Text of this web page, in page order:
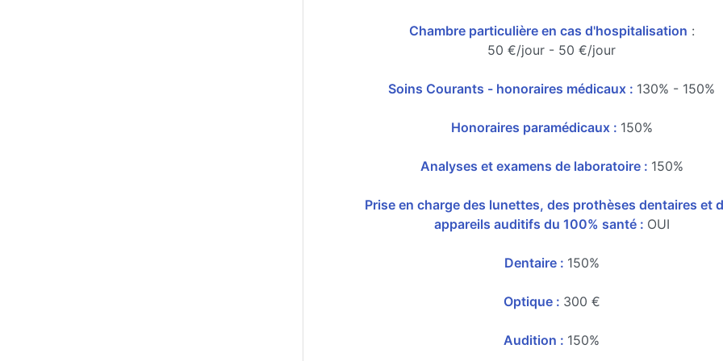
Chambre particulière en cas d'hospitalisation :
50 €/jour - 50 €/jour
Soins Courants - honoraires médicaux : 130% - 150%
Honoraires paramédicaux : 150%
Analyses et examens de laboratoire : 150%
Prise en charge des lunettes, des prothèses dentaires et
appareils auditifs du 100% santé : OUI
Dentaire : 150%
Optique : 300 €
Audition : 150%